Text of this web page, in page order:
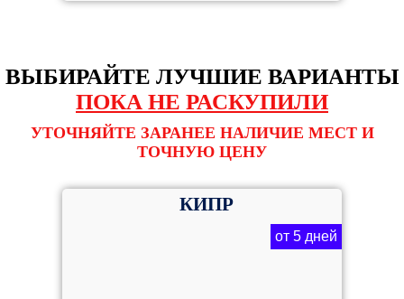
ВЫБИРАЙТЕ ЛУЧШИЕ ВАРИАНТЫ
ПОКА НЕ РАСКУПИЛИ
УТОЧНЯЙТЕ ЗАРАНЕЕ НАЛИЧИЕ МЕСТ И
ТОЧНУЮ ЦЕНУ
КИПР
от 5 дней